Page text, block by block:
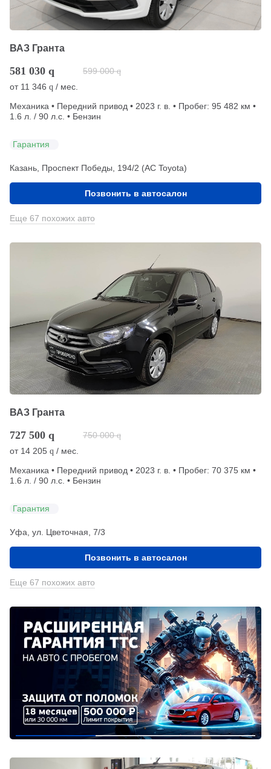
ВАЗ Гранта
581 030 q 599 000 q
от 11 346 q / мес.
Механика • Передний привод • 2023 г. в. • Пробег: 95 482 км •
1.6 л. / 90 л.с. • Бензин
Гарантия
Казань, Проспект Победы, 194/2 (АС Toyota)
Позвонить в автосалон
Еще 67 похожих авто
ВАЗ Гранта
727 500 q 750 000 q
от 14 205 q / мес.
Механика • Передний привод • 2023 г. в. • Пробег: 70 375 км •
1.6 л. / 90 л.с. • Бензин
Гарантия
Уфа, ул. Цветочная, 7/3
Позвонить в автосалон
Еще 67 похожих авто